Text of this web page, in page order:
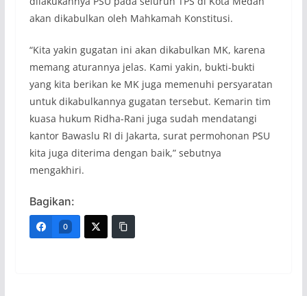
akan dikabulkan oleh Mahkamah Konstitusi.
“Kita yakin gugatan ini akan dikabulkan MK, karena
memang aturannya jelas. Kami yakin, bukti-bukti
yang kita berikan ke MK juga memenuhi persyaratan
untuk dikabulkannya gugatan tersebut. Kemarin tim
kuasa hukum Ridha-Rani juga sudah mendatangi
kantor Bawaslu RI di Jakarta, surat permohonan PSU
kita juga diterima dengan baik,” sebutnya
mengakhiri.
Bagikan:
0